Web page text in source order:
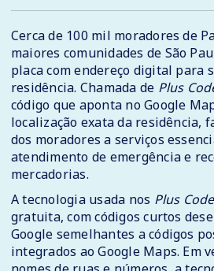
Cerca de 100 mil moradores de
maiores comunidades de São
placa com endereço digital para
residência. Chamada de Plus
código que aponta no Google
localização exata da residência,
dos moradores a serviços
atendimento de emergência e
mercadorias.
A tecnologia usada nos Plus
gratuita, com códigos curtos
Google semelhantes a códigos
integrados ao Google Maps. Em